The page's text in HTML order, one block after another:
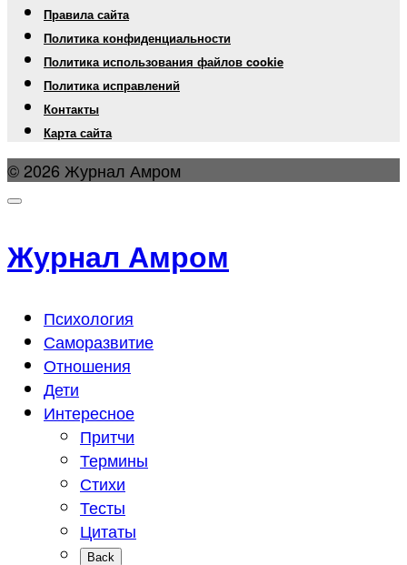
Правила сайта
Политика конфиденциальности
Политика использования файлов cookie
Политика исправлений
Контакты
Карта сайта
© 2026 Журнал Амром
Журнал Амром
Психология
Саморазвитие
Отношения
Дети
Интересное
Притчи
Термины
Стихи
Тесты
Цитаты
Back